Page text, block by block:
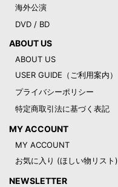
海外公演
DVD / BD
ABOUT US
ABOUT US
USER GUIDE（ご利用案内）
プライバシーポリシー
特定商取引法に基づく表記
MY ACCOUNT
MY ACCOUNT
お気に入り (ほしい物リスト)
NEWSLETTER